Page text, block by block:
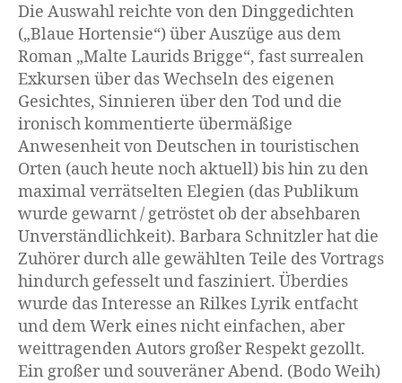
Die Auswahl reichte von den Dinggedichten
(„Blaue Hortensie“) über Auszüge aus dem
Roman „Malte Laurids Brigge“, fast surrealen
Exkursen über das Wechseln des eigenen
Gesichtes, Sinnieren über den Tod und die
ironisch kommentierte übermäßige
Anwesenheit von Deutschen in touristischen
Orten (auch heute noch aktuell) bis hin zu den
maximal verrätselten Elegien (das Publikum
wurde gewarnt / getröstet ob der absehbaren
Unverständlichkeit). Barbara Schnitzler hat die
Zuhörer durch alle gewählten Teile des Vortrags
hindurch gefesselt und fasziniert. Überdies
wurde das Interesse an Rilkes Lyrik entfacht
und dem Werk eines nicht einfachen, aber
weittragenden Autors großer Respekt gezollt.
Ein großer und souveräner Abend. (Bodo Weih)